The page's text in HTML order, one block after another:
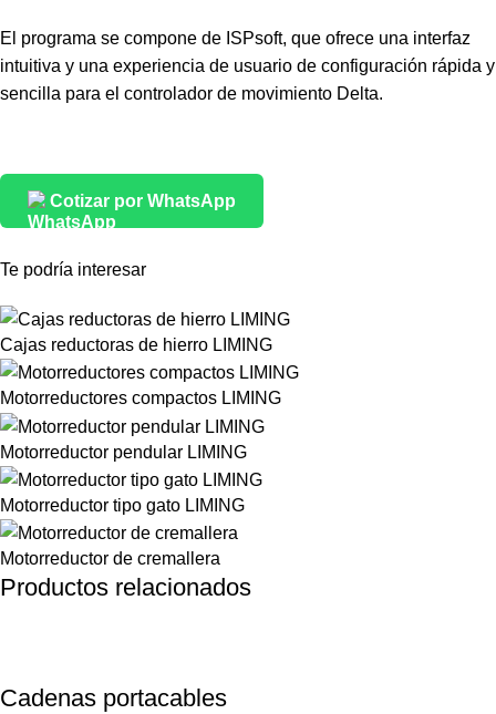
El programa se compone de ISPsoft, que ofrece una interfaz
intuitiva y una experiencia de usuario de configuración rápida y
sencilla para el controlador de movimiento Delta.
Cotizar por WhatsApp
Te podría interesar
Cajas reductoras de hierro LIMING
Motorreductores compactos LIMING
Motorreductor pendular LIMING
Motorreductor tipo gato LIMING
Motorreductor de cremallera
Productos relacionados
Cadenas portacables